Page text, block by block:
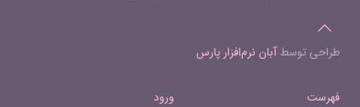
طراحی توسطآبان نرم‌افزار پارس
فهرست
ورود